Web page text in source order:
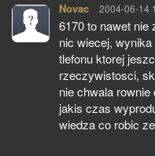
Novac pisze:
2004-06-14
6170 to nawet nie
nic wiecej,
tlefonu ktorej
rzeczywistosci,
nie chwala
jakis czas
wiedza co robic